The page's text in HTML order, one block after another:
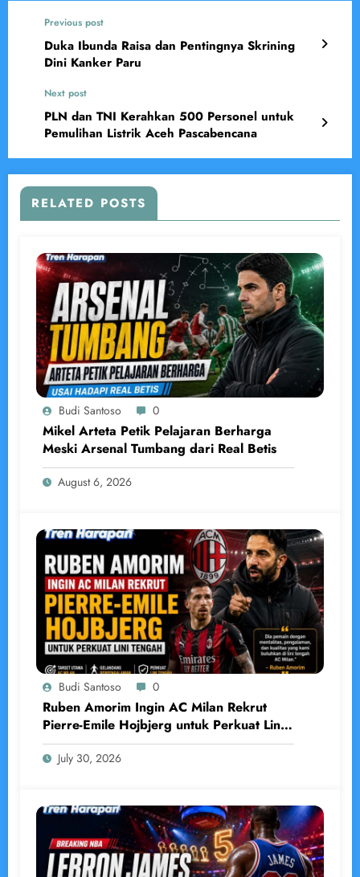
Previous post
Duka Ibunda Raisa dan Pentingnya Skrining
Dini Kanker Paru
Next post
PLN dan TNI Kerahkan 500 Personel untuk
Pemulihan Listrik Aceh Pascabencana
RELATED POSTS
Budi Santoso 0
Mikel Arteta Petik Pelajaran Berharga
Meski Arsenal Tumbang dari Real Betis
August 6, 2026
Budi Santoso 0
Ruben Amorim Ingin AC Milan Rekrut
Pierre-Emile Hojbjerg untuk Perkuat Lini
Tengah
July 30, 2026